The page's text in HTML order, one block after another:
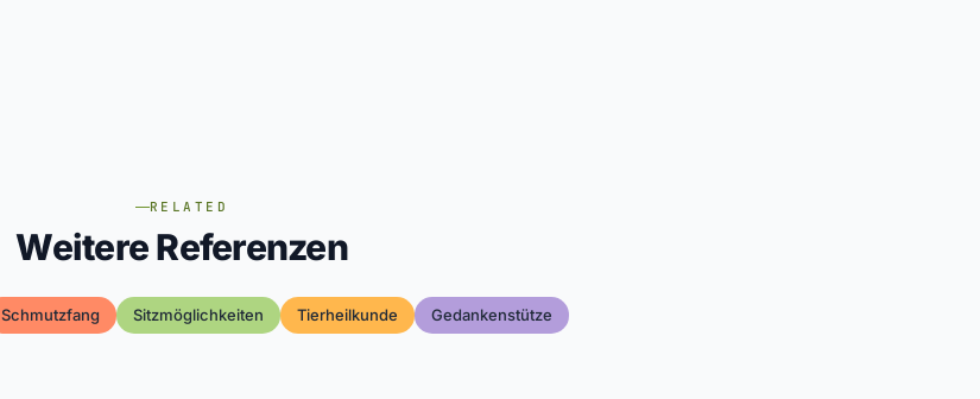
RELATED
Weitere Referenzen
Schmutzfang Sitzmöglichkeiten Tierheilkunde Gedankenstütze